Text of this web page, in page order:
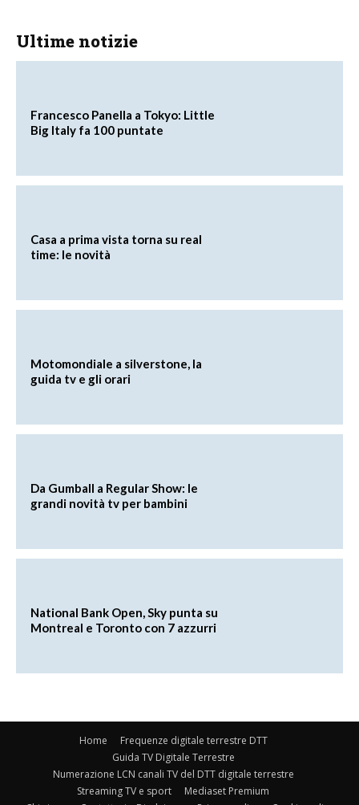
Ultime notizie
Francesco Panella a Tokyo: Little
Big Italy fa 100 puntate
Casa a prima vista torna su real
time: le novità
Motomondiale a silverstone, la
guida tv e gli orari
Da Gumball a Regular Show: le
grandi novità tv per bambini
National Bank Open, Sky punta su
Montreal e Toronto con 7 azzurri
Home
Frequenze digitale terrestre DTT
Guida TV Digitale Terrestre
Numerazione LCN canali TV del DTT digitale terrestre
Streaming TV e sport
Mediaset Premium